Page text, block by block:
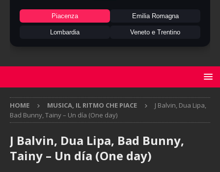
Piacenza Emilia Romagna
Lombardia Veneto e Trentino
HOME MUSICA, IL RITMO CHE PIACE
J Balvin, Dua Lipa,
Bad Bunny, Tainy – Un día (One day)
J Balvin, Dua Lipa, Bad Bunny,
Tainy – Un día (One day)